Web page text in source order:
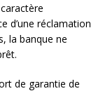
d’une réclamation
la banque ne
de garantie de